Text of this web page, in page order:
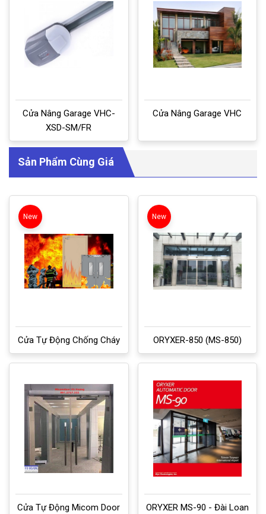
Cửa Nâng Garage VHC-
XSD-SM/FR
Cửa Nâng Garage VHC
Sản Phẩm Cùng Giá
New
Cửa Tự Động Chống Cháy
New
ORYXER-850 (MS-850)
Cửa Tự Động Micom Door
ORYXER MS-90 - Đài Loan